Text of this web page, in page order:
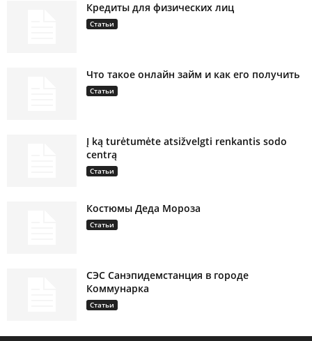
Кредиты для физических лиц
Статьи
Что такое онлайн займ и как его получить
Статьи
Į ką turėtumėte atsižvelgti renkantis sodo
centrą
Статьи
Костюмы Деда Мороза
Статьи
СЭС Санэпидемстанция в городе
Коммунарка
Статьи